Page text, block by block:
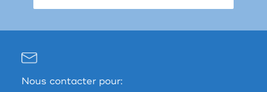
Nous contacter pour: